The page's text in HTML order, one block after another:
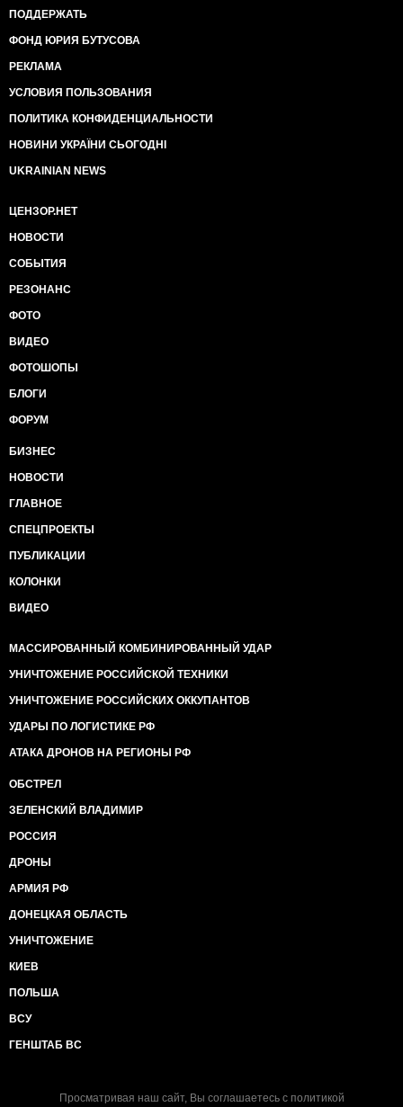
ПОДДЕРЖАТЬ
ФОНД ЮРИЯ БУТУСОВА
РЕКЛАМА
УСЛОВИЯ ПОЛЬЗОВАНИЯ
ПОЛИТИКА КОНФИДЕНЦИАЛЬНОСТИ
НОВИНИ УКРАЇНИ СЬОГОДНІ
UKRAINIAN NEWS
ЦЕНЗОР.НЕТ
НОВОСТИ
СОБЫТИЯ
РЕЗОНАНС
ФОТО
ВИДЕО
ФОТОШОПЫ
БЛОГИ
ФОРУМ
БИЗНЕС
НОВОСТИ
ГЛАВНОЕ
СПЕЦПРОЕКТЫ
ПУБЛИКАЦИИ
КОЛОНКИ
ВИДЕО
МАССИРОВАННЫЙ КОМБИНИРОВАННЫЙ УДАР
УНИЧТОЖЕНИЕ РОССИЙСКОЙ ТЕХНИКИ
УНИЧТОЖЕНИЕ РОССИЙСКИХ ОККУПАНТОВ
УДАРЫ ПО ЛОГИСТИКЕ РФ
АТАКА ДРОНОВ НА РЕГИОНЫ РФ
ОБСТРЕЛ
ЗЕЛЕНСКИЙ ВЛАДИМИР
РОССИЯ
ДРОНЫ
АРМИЯ РФ
ДОНЕЦКАЯ ОБЛАСТЬ
УНИЧТОЖЕНИЕ
КИЕВ
ПОЛЬША
ВСУ
ГЕНШТАБ ВС
Просматривая наш сайт, Вы соглашаетесь с политикой